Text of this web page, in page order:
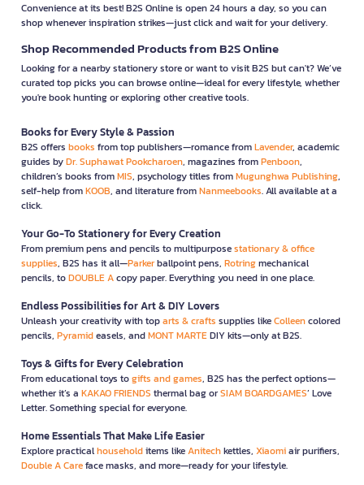
Convenience at its best! B2S Online is open 24 hours a day, so you can
shop whenever inspiration strikes—just click and wait for your delivery.
Shop Recommended Products from B2S Online
Looking for a nearby stationery store or want to visit B2S but can't? We’ve
curated top picks you can browse online—ideal for every lifestyle, whether
you're book hunting or exploring other creative tools.
Books for Every Style & Passion
B2S offers books from top publishers—romance fromLavender, academic
guides byDr. Suphawat Pookcharoen, magazines fromPenboon,
children’s books fromMIS, psychology titles fromMugunghwa Publishing,
self-help fromKOOB, and literature fromNanmeebooks. All available at a
click.
Your Go-To Stationery for Every Creation
From premium pens and pencils to multipurposestationary & office
supplies, B2S has it all—Parkerballpoint pens, Rotringmechanical
pencils, toDOUBLE Acopy paper. Everything you need in one place.
Endless Possibilities for Art & DIY Lovers
Unleash your creativity with toparts & crafts supplies likeColleencolored
pencils, Pyramideasels, andMONT MARTEDIY kits—only at B2S.
Toys & Gifts for Every Celebration
From educational toys togifts and games, B2S has the perfect options—
whether it’s a KAKAO FRIENDS thermal bag orSIAM BOARDGAMES’ Love
Letter. Something special for everyone.
Home Essentials That Make Life Easier
Explore practicalhouseholditems likeAnitechkettles, Xiaomiair purifiers,
Double A Careface masks, and more—ready for your lifestyle.